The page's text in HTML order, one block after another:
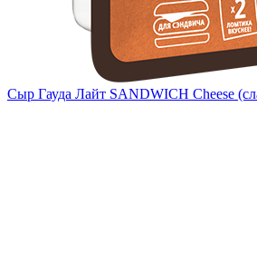
Сыр Гауда Лайт SANDWICH Cheese